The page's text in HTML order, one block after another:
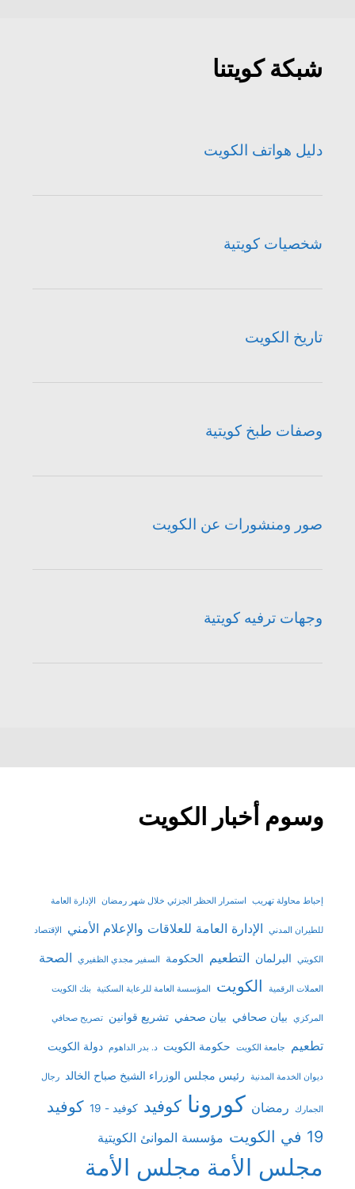
شبكة كويتنا
دليل هواتف الكويت
شخصيات كويتية
تاريخ الكويت
وصفات طبخ كويتية
صور ومنشورات عن الكويت
وجهات ترفيه كويتية
وسوم أخبار الكويت
إحباط محاولة تهريب استمرار الحظر الجزئي خلال شهر رمضان الإدارة العامة
للطيران المدني الإدارة العامة للعلاقات والإعلام الأمني الإقتصاد
الكويتي البرلمان التطعيم الحكومة السفير مجدي الظفيري الصحة
العملات الرقمية الكويت المؤسسة العامة للرعاية السكنية بنك الكويت
المركزي بيان صحافي بيان صحفي تشريع قوانين تصريح صحافي
تطعيم جامعة الكويت حكومة الكويت د. بدر الداهوم دولة الكويت
ديوان الخدمة المدنية رئيس مجلس الوزراء الشيخ صباح الخالد رجال
الجمارك رمضان كورونا كوفيد كوفيد - 19
كوفيد
19 في الكويت
مؤسسة الموانئ الكويتية
مجلس الأمة مجلس الأمة